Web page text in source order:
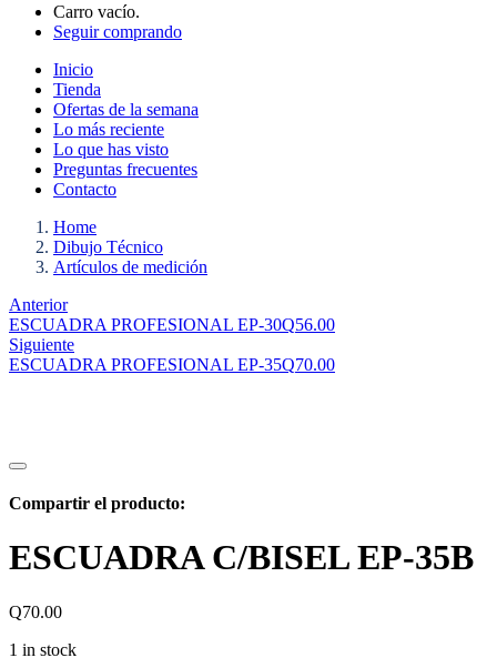
Carro vacío.
Seguir comprando
Inicio
Tienda
Ofertas de la semana
Lo más reciente
Lo que has visto
Preguntas frecuentes
Contacto
Home
Dibujo Técnico
Artículos de medición
Anterior
ESCUADRA PROFESIONAL EP-30Q56.00
Siguiente
ESCUADRA PROFESIONAL EP-35Q70.00
Compartir el producto:
ESCUADRA C/BISEL EP-35B
Q70.00
1 in stock